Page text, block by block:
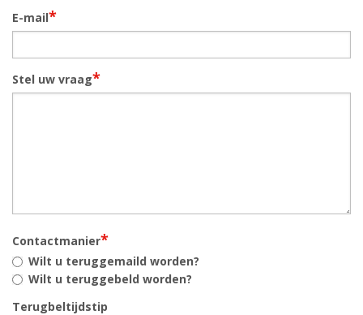
E-mail*
Stel uw vraag*
Contactmanier*
Wilt u teruggemaild worden?
Wilt u teruggebeld worden?
Terugbeltijdstip